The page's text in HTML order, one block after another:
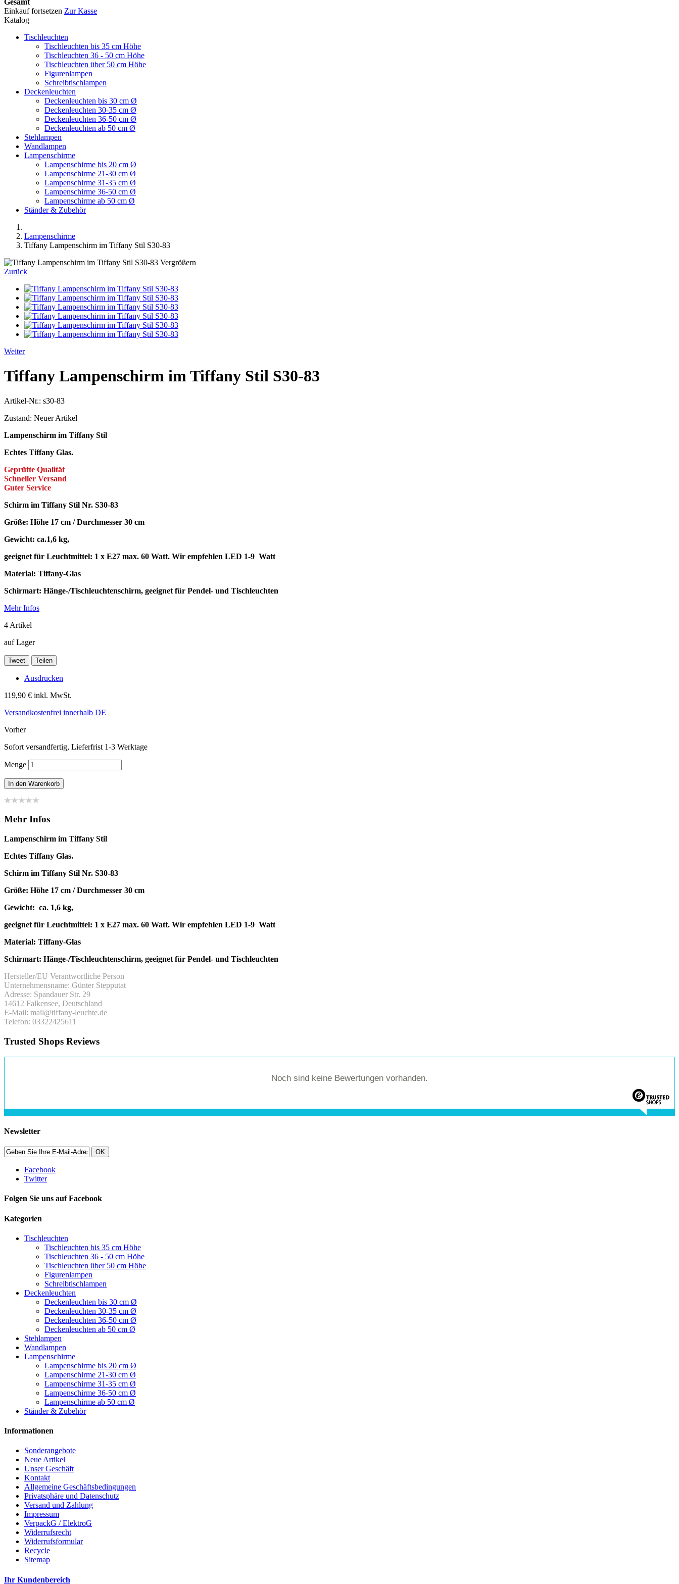
Einkauf fortsetzen Zur Kasse
Katalog
Tischleuchten
Tischleuchten bis 35 cm Höhe
Tischleuchten 36 - 50 cm Höhe
Tischleuchten über 50 cm Höhe
Figurenlampen
Schreibtischlampen
Deckenleuchten
Deckenleuchten bis 30 cm Ø
Deckenleuchten 30-35 cm Ø
Deckenleuchten 36-50 cm Ø
Deckenleuchten ab 50 cm Ø
Stehlampen
Wandlampen
Lampenschirme
Lampenschirme bis 20 cm Ø
Lampenschirme 21-30 cm Ø
Lampenschirme 31-35 cm Ø
Lampenschirme 36-50 cm Ø
Lampenschirme ab 50 cm Ø
Ständer & Zubehör
Lampenschirme
Tiffany Lampenschirm im Tiffany Stil S30-83
Vergrößern
Zurück
Weiter
Tiffany Lampenschirm im Tiffany Stil S30-83
Artikel-Nr.: s30-83
Zustand: Neuer Artikel
Lampenschirm im Tiffany Stil
Echtes Tiffany Glas.
Geprüfte Qualität
Schneller Versand
Guter Service
Schirm im Tiffany Stil Nr. S30-83
Größe: Höhe 17 cm / Durchmesser 30 cm
Gewicht: ca.1,6 kg,
geeignet für Leuchtmittel: 1 x E27 max. 60 Watt. Wir empfehlen LED 1-9 Watt
Material: Tiffany-Glas
Schirmart: Hänge-/Tischleuchtenschirm, geeignet für Pendel- und Tischleuchten
Mehr Infos
4 Artikel
auf Lager
Tweet Teilen
Ausdrucken
119,90 € inkl. MwSt.
Versandkostenfrei innerhalb DE
Vorher
Sofort versandfertig, Lieferfrist 1-3 Werktage
Menge
In den Warenkorb
Mehr Infos
Lampenschirm im Tiffany Stil
Echtes Tiffany Glas.
Schirm im Tiffany Stil Nr. S30-83
Größe: Höhe 17 cm / Durchmesser 30 cm
Gewicht: ca. 1,6 kg,
geeignet für Leuchtmittel: 1 x E27 max. 60 Watt. Wir empfehlen LED 1-9 Watt
Material: Tiffany-Glas
Schirmart: Hänge-/Tischleuchtenschirm, geeignet für Pendel- und Tischleuchten
Hersteller/EU Verantwortliche Person
Unternehmensname: Günter Stepputat
Adresse: Spandauer Str. 29
14612 Falkensee, Deutschland
E-Mail: mail@tiffany-leuchte.de
Telefon: 03322425611
Trusted Shops Reviews
Noch sind keine Bewertungen vorhanden.
Newsletter
OK
Facebook
Twitter
Folgen Sie uns auf Facebook
Kategorien
Tischleuchten
Tischleuchten bis 35 cm Höhe
Tischleuchten 36 - 50 cm Höhe
Tischleuchten über 50 cm Höhe
Figurenlampen
Schreibtischlampen
Deckenleuchten
Deckenleuchten bis 30 cm Ø
Deckenleuchten 30-35 cm Ø
Deckenleuchten 36-50 cm Ø
Deckenleuchten ab 50 cm Ø
Stehlampen
Wandlampen
Lampenschirme
Lampenschirme bis 20 cm Ø
Lampenschirme 21-30 cm Ø
Lampenschirme 31-35 cm Ø
Lampenschirme 36-50 cm Ø
Lampenschirme ab 50 cm Ø
Ständer & Zubehör
Informationen
Sonderangebote
Neue Artikel
Unser Geschäft
Kontakt
Allgemeine Geschäftsbedingungen
Privatsphäre und Datenschutz
Versand und Zahlung
Impressum
VerpackG / ElektroG
Widerrufsrecht
Widerrufsformular
Recycle
Sitemap
Ihr Kundenbereich